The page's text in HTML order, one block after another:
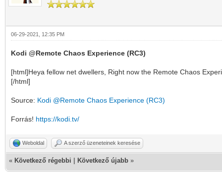
06-29-2021, 12:35 PM
Kodi @Remote Chaos Experience (RC3)
[html]Heya fellow net dwellers, Right now the Remote Chaos
[/html]
Source: Kodi @Remote Chaos Experience (RC3)
Forrás! https://kodi.tv/
Weboldal A szerző üzeneteinek keresése
« Következő régebbi Következő újabb »